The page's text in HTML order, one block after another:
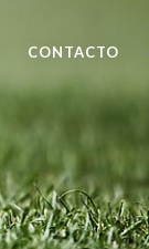
CONTACTO